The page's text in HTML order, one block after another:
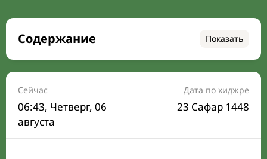
Содержание Показать
Время намаза на сегодня
Расписание на месяц
Время Сухура и Ифтара на сегодня
Календарь рамадана
Сейчас
06:43, Четверг, 06
августа
Дата по хиджре
23 Сафар 1448